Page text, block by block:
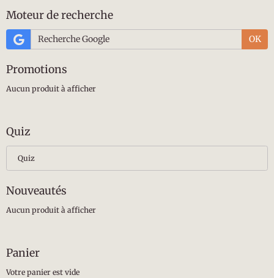
Moteur de recherche
OK
Promotions
Aucun produit à afficher
Quiz
Quiz
Nouveautés
Aucun produit à afficher
Panier
Votre panier est vide